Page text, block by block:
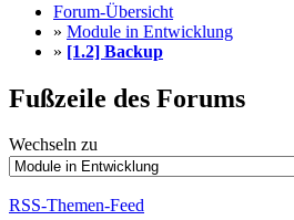
Forum-Übersicht
» Module in Entwicklung
» [1.2] Backup
Fußzeile des Forums
Wechseln zu
RSS-Themen-Feed